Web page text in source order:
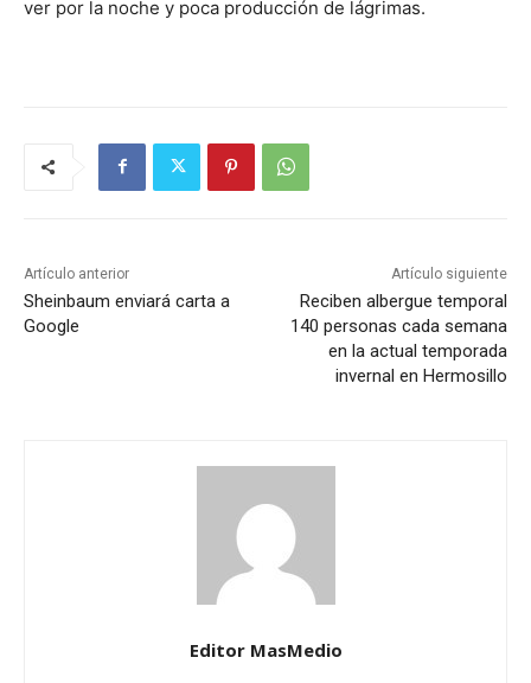
ver por la noche y poca producción de lágrimas.
Artículo anterior
Sheinbaum enviará carta a
Google
Artículo siguiente
Reciben albergue temporal
140 personas cada semana
en la actual temporada
invernal en Hermosillo
Editor MasMedio